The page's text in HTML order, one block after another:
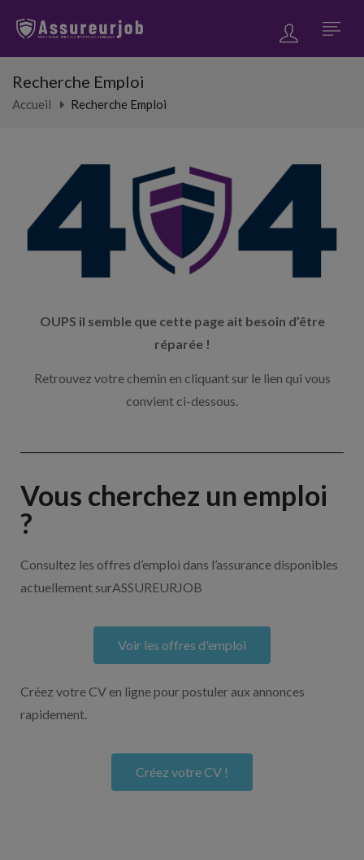
Recherche Emploi
Accueil Recherche Emploi
OUPS il semble que cette page ait besoin d’être
réparée !
Retrouvez votre chemin en cliquant sur le lien qui vous
convient ci-dessous.
Vous cherchez un emploi
?
Consultez les offres d’emploi dans l’assurance disponibles
actuellement surASSUREURJOB
Voir les offres d'emploi
Créez votre CV en ligne pour postuler aux annonces
rapidement.
Créez votre CV !